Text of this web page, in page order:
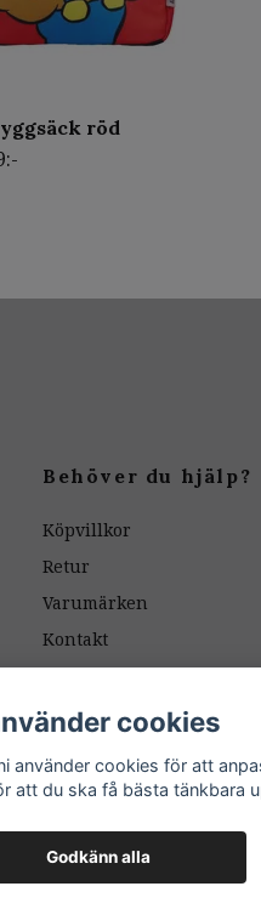
röd
Behöver du hjälp?
Köpvillkor
Retur
Varumärken
Kontakt
Mönsterpassning
cookies
använder cookies för att
att du ska få bästa tänkbara
Godkänn alla